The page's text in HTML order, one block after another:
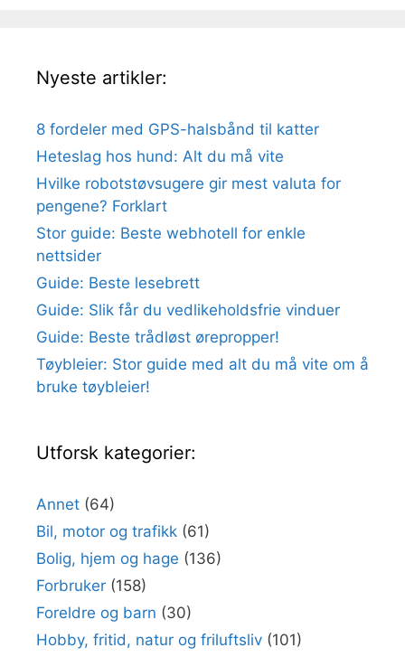
Nyeste artikler:
8 fordeler med GPS-halsbånd til katter
Heteslag hos hund: Alt du må vite
Hvilke robotstøvsugere gir mest valuta for
pengene? Forklart
Stor guide: Beste webhotell for enkle
nettsider
Guide: Beste lesebrett
Guide: Slik får du vedlikeholdsfrie vinduer
Guide: Beste trådløst ørepropper!
Tøybleier: Stor guide med alt du må vite om å
bruke tøybleier!
Utforsk kategorier:
Annet (64)
Bil, motor og trafikk (61)
Bolig, hjem og hage (136)
Forbruker (158)
Foreldre og barn (30)
Hobby, fritid, natur og friluftsliv (101)